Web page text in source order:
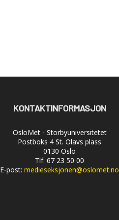
KONTAKTINFORMASJON
OsloMet - Storbyuniversitetet
Postboks 4 St. Olavs plass
0130 Oslo
Tlf: 67 23 50 00
E-post: medieseksjonen@oslomet.no